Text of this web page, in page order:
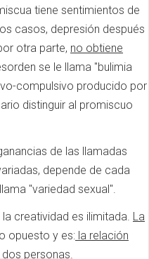
tiene sentimientos de
casos, depresión después
otra parte, no obtiene
se le llama "bulimia
compulsivo producido por
distinguir al promiscuo
de las llamadas
depende de cada
"variedad sexual".
creatividad es ilimitada. La
opuesto y es: la relación
personas.